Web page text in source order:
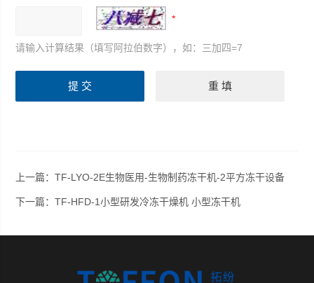
请输入计算结果（填写阿拉伯数字），如：三加四=7
上一篇：TF-LYO-2E生物医用-生物制药冻干机-2平方冻干设备
下一篇：TF-HFD-1小型研发冷冻干燥机 小型冻干机